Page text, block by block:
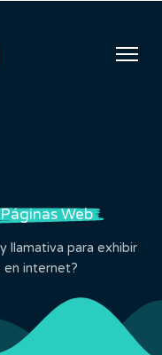
Páginas Web
llamativa para exhibir
en internet?